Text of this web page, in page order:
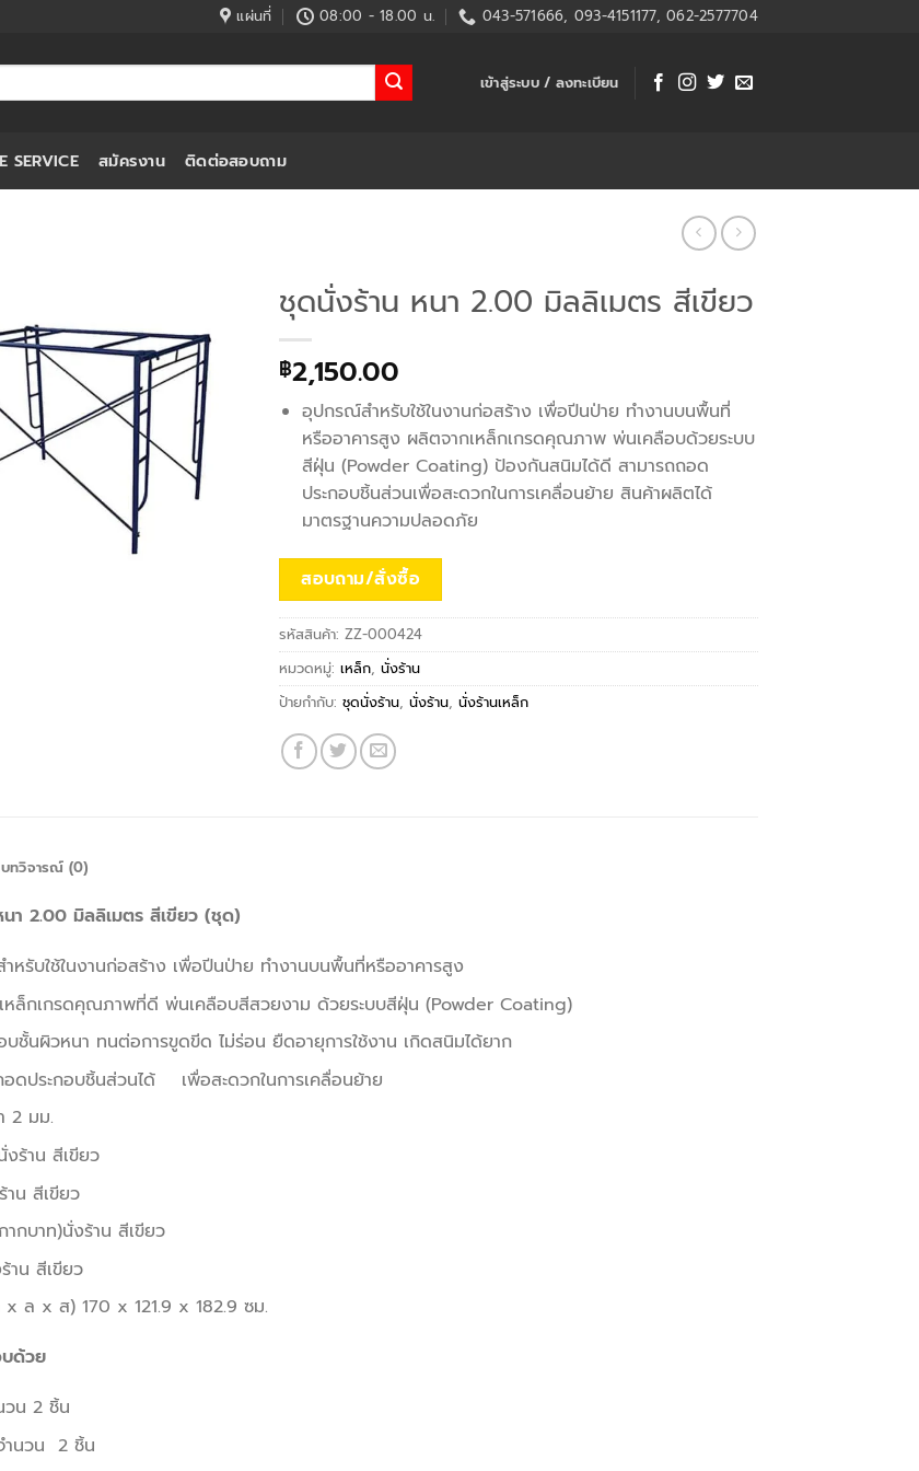
แผ่นที่ 08:00 - 18.00 น. 043-571666, 093-4151177, 062-2577704
เข้าสู่ระบบ / ลงทะเบียน
SERVICE สมัครงาน ติดต่อสอบถาม
ชุดนั่งร้าน หนา 2.00 มิลลิเมตร สีเขียว
฿2,150.00
อุปกรณ์สำหรับใช้ในงานก่อสร้าง เพื่อปีนป่าย ทำงานบนพื้นที่
หรืออาคารสูง ผลิตจากเหล็กเกรดคุณภาพ พ่นเคลือบด้วยระบบ
สีฝุ่น (Powder Coating) ป้องกันสนิมได้ดี สามารถถอด
ประกอบชิ้นส่วนเพื่อสะดวกในการเคลื่อนย้าย สินค้าผลิตได้
มาตรฐานความปลอดภัย
สอบถาม/สั่งซื้อ
รหัสสินค้า:ZZ-000424
หมวดหมู่:เหล็ก,นั่งร้าน
ป้ายกำกับ:ชุดนั่งร้าน,นั่งร้าน,นั่งร้านเหล็ก
บทวิจารณ์ (0)
า 2.00 มิลลิเมตร สีเขียว (ชุด)
หรับใช้ในงานก่อสร้าง เพื่อปีนป่าย ทำงานบนพื้นที่หรืออาคารสูง
หล็กเกรดคุณภาพที่ดี พ่นเคลือบสีสวยงาม ด้วยระบบสีฝุ่น (Powder Coating)
บชั้นผิวหนา ทนต่อการขูดขีด ไม่ร่อน ยืดอายุการใช้งาน เกิดสนิมได้ยาก
อดประกอบชิ้นส่วนได้ เพื่อสะดวกในการเคลื่อนย้าย
2 มม.
งร้าน สีเขียว
าน สีเขียว
ากบาท)นั่งร้าน สีเขียว
าน สีเขียว
ล x ส) 170 x 121.9 x 182.9 ซม.
ด้วย
วน 2 ชิ้น
ำนวน 2 ชิ้น